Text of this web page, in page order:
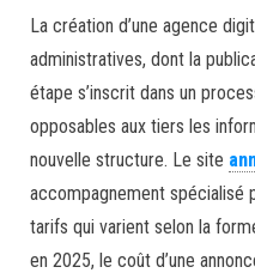
La création d’une agence
administratives, dont la
étape s’inscrit dans un
opposables aux tiers les
nouvelle structure. Le site
accompagnement spécialisé
tarifs qui varient selon la
en 2025, le coût d’une